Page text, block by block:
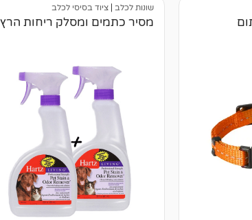
שונות לכלב | ציוד בסיסי לכלב
מסיר כתמים ומסלק ריחות הרץ